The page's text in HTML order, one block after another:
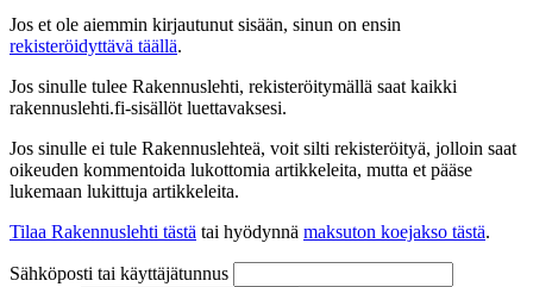
Jos et ole aiemmin kirjautunut sisään, sinun on ensin
rekisteröidyttävä täällä.
Jos sinulle tulee Rakennuslehti, rekisteröitymällä saat kaikki
rakennuslehti.fi-sisällöt luettavaksesi.
Jos sinulle ei tule Rakennuslehteä, voit silti rekisteröityä, jolloin saat
oikeuden kommentoida lukottomia artikkeleita, mutta et pääse
lukemaan lukittuja artikkeleita.
Tilaa Rakennuslehti tästä tai hyödynnä maksuton koejakso tästä.
Sähköposti tai käyttäjätunnus